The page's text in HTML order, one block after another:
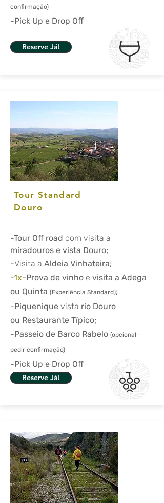
confirmação)
-Pick Up e Drop Off
Reserve Já!
Tour Standard
Douro
-Tour Off road com visita a
miradouros e vista Douro;
-Visita a Aldeia Vinhateira;
-1x-Prova de vinho e visita a Adega
ou Quinta (Experiência Standard);
-Piquenique vista rio Douro
ou Restaurante Típico;
-Passeio de Barco Rabelo (opcional-
pedir confirmação)
-Pick Up e Drop Off
Reserve Já!